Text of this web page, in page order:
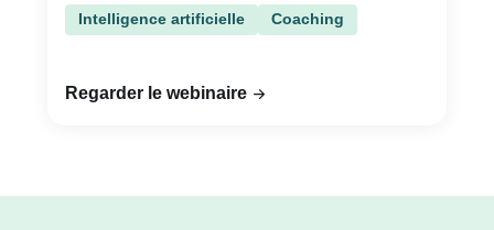
Intelligence artificielle Coaching
Regarder le webinaire